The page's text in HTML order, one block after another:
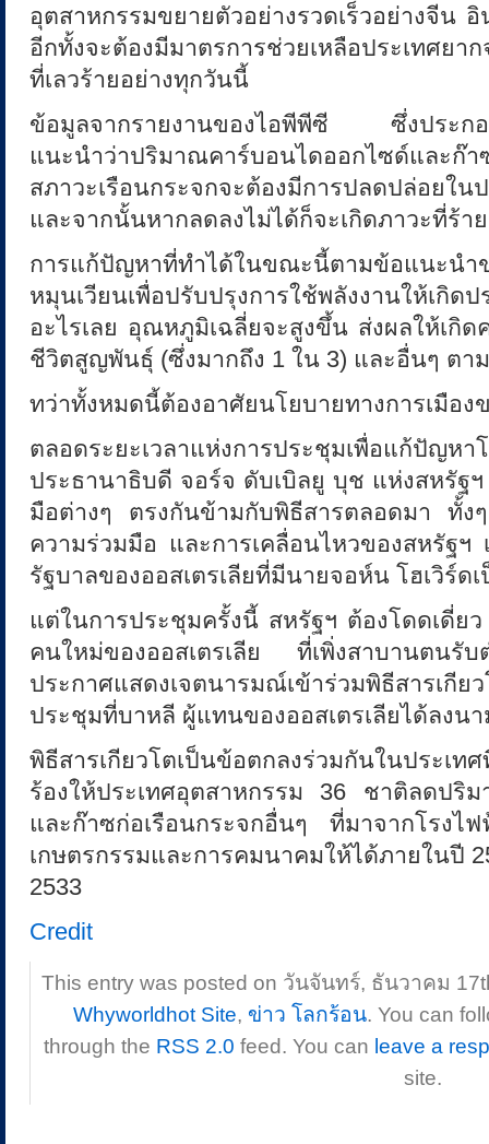
อุตสาหกรรมขยายตัวอย่างรวดเร็วอย่างจีน
อีกทั้งจะต้องมีมาตรการช่วยเหลือประเทศยา
ที่เลวร้ายอย่างทุกวันนี้
ข้อมูลจากรายงานของไอพีพีซี ซึ่งประกอ
แนะนำว่าปริมาณคาร์บอนไดออกไซด์และ
สภาวะเรือนกระจกจะต้องมีการปลดปล่อย
และจากนั้นหากลดลงไม่ได้ก็จะเกิดภาวะที่ร้า
การแก้ปัญหาที่ทำได้ในขณะนี้ตามข้อแนะน
หมุนเวียนเพื่อปรับปรุงการใช้พลังงานให้เ
อะไรเลย อุณหภูมิเฉลี่ยจะสูงขึ้น ส่งผลให้เกิ
ชีวิตสูญพันธุ์ (ซึ่งมากถึง 1 ใน 3) และอื่นๆ ตา
ทว่าทั้งหมดนี้ต้องอาศัยนโยบายทางการเมือง
ตลอดระยะเวลาแห่งการประชุมเพื่อ
ประธานาธิบดี จอร์จ ดับเบิลยู บุช แห่งสหรั
มือต่างๆ ตรงกันข้ามกับพิธีสารตลอดมา ทั้ง
ความร่วมมือ และการเคลื่อนไหวของสหรัฐฯ
รัฐบาลของออสเตรเลียที่มีนายจอห์น โฮเวิร์ด
แต่ในการประชุมครั้งนี้ สหรัฐฯ ต้องโดดเดี่ย
คนใหม่ของออสเตรเลีย ที่เพิ่งสาบานตนรั
ประกาศแสดงเจตนารมณ์เข้าร่วมพิธีสาร
ประชุมที่บาหลี ผู้แทนของออสเตรเลียได้ลงน
พิธีสารเกียวโตเป็นข้อตกลงร่วมกันในประเ
ร้องให้ประเทศอุตสาหกรรม 36 ชาติลดปริ
และก๊าซก่อเรือนกระจกอื่นๆ ที่มาจากโรงไ
เกษตรกรรมและการคมนาคมให้ได้ภายในปี
2533
Credit
This entry was posted on วันจันทร์, ธันวาคม
Whyworldhot Site, ข่าว โลกร้อน. You can
through the RSS 2.0 feed. You can leave a
site.